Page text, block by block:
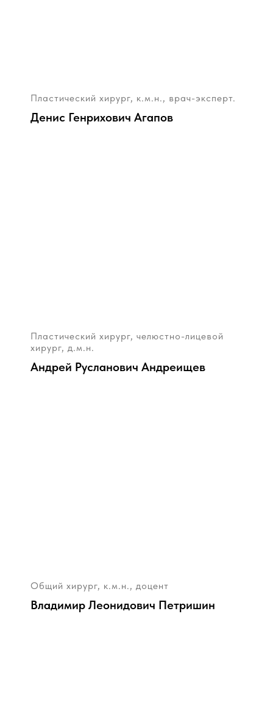
Пластический хирург, к.м.н., врач-эксперт.
Денис Генрихович Агапов
Пластический хирург, челюстно-лицевой
хирург, д.м.н.
Андрей Русланович Андреищев
Общий хирург, к.м.н., доцент
Владимир Леонидович Петришин